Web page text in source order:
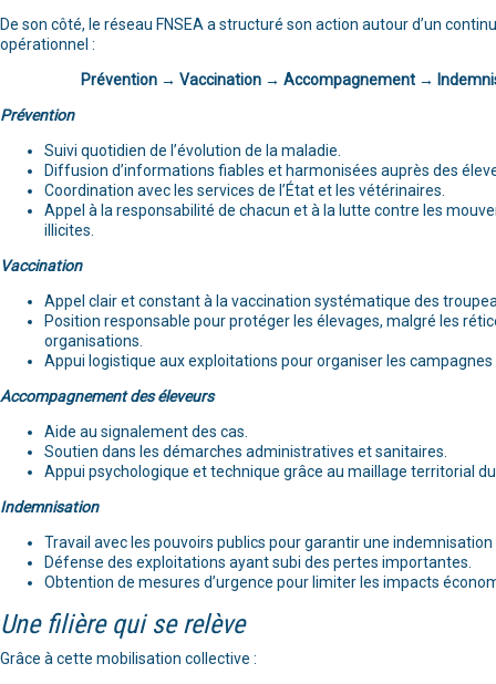
De son côté, le réseau FNSEA a structuré son action autour d’un
opérationnel :
Prévention → Vaccination → Accompagnement →
Prévention
Suivi quotidien de l’évolution de la maladie.
Diffusion d’informations fiables et harmonisées auprès des
Coordination avec les services de l’État et les vétérinaires.
Appel à la responsabilité de chacun et à la lutte contre les
illicites.
Vaccination
Appel clair et constant à la vaccination systématique des
Position responsable pour protéger les élevages, malgré les
organisations.
Appui logistique aux exploitations pour organiser les
Accompagnement des éleveurs
Aide au signalement des cas.
Soutien dans les démarches administratives et sanitaires.
Appui psychologique et technique grâce au maillage territorial du
Indemnisation
Travail avec les pouvoirs publics pour garantir une
Défense des exploitations ayant subi des pertes importantes.
Obtention de mesures d’urgence pour limiter les impacts
Une filière qui se relève
Grâce à cette mobilisation collective :